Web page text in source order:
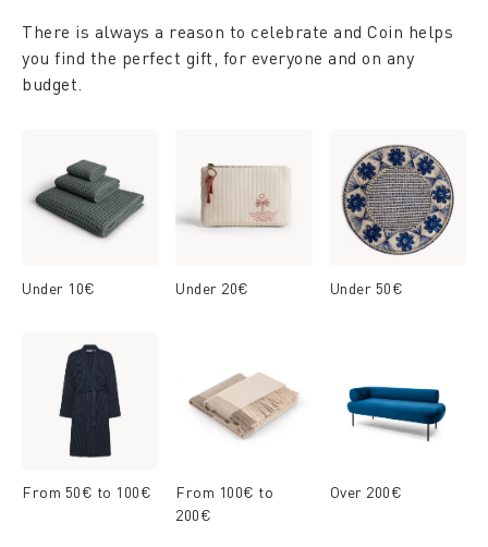
There is always a reason to celebrate and Coin helps
you find the perfect gift, for everyone and on any
budget.
Under 10€ Under 20€ Under 50€
From 50€ to 100€
From 100€ to
200€
Over 200€